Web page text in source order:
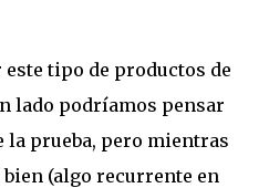
tipo de productos de
lado podríamos pensar
la prueba, pero mientras
(algo recurrente en